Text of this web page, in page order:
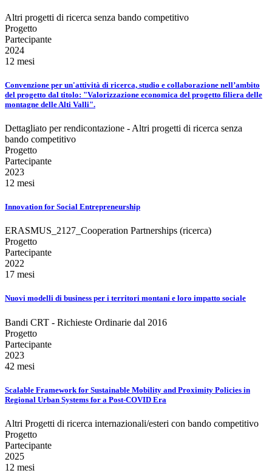
Altri progetti di ricerca senza bando competitivo
Progetto
Partecipante
2024
12 mesi
Convenzione per un'attività di ricerca, studio e collaborazione nell’ambito
del progetto dal titolo: "Valorizzazione economica del progetto filiera delle
montagne delle Alti Valli".
Dettagliato per rendicontazione - Altri progetti di ricerca senza
bando competitivo
Progetto
Partecipante
2023
12 mesi
Innovation for Social Entrepreneurship
ERASMUS_2127_Cooperation Partnerships (ricerca)
Progetto
Partecipante
2022
17 mesi
Nuovi modelli di business per i territori montani e loro impatto sociale
Bandi CRT - Richieste Ordinarie dal 2016
Progetto
Partecipante
2023
42 mesi
Scalable Framework for Sustainable Mobility and Proximity Policies in
Regional Urban Systems for a Post-COVID Era
Altri Progetti di ricerca internazionali/esteri con bando competitivo
Progetto
Partecipante
2025
12 mesi